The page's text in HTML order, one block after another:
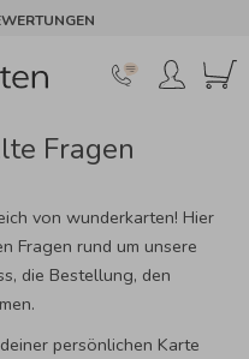
Fragen
von wunderkarten! Hier
Fragen rund um unsere
die Bestellung, den
persönlichen Karte